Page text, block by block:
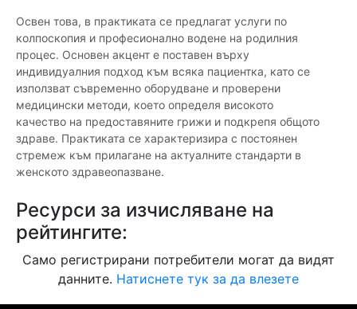
Освен това, в практиката се предлагат услуги по
колпоскопия и професионално водене на родилния
процес. Основен акцент е поставен върху
индивидуалния подход към всяка пациентка, като се
използват съвременно оборудване и проверени
медицински методи, което определя високото
качество на предоставяните грижи и подкрепя общото
здраве. Практиката се характеризира с постоянен
стремеж към прилагане на актуалните стандарти в
женското здравеопазване.
Ресурси за изчисляване на
рейтингите:
Само регистрирани потребители могат да видят
данните. Натиснете тук за да влезете